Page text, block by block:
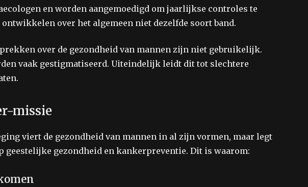
en worden aangemoedigd om jaarlijkse controles te
over het algemeen niet dezelfde soort band.
over de gezondheid van mannen zijn niet gebruikelijk.
vaak gestigmatiseerd. Uiteindelijk leidt dit tot slechtere
missie
viert de gezondheid van mannen in al zijn vormen, maar legt
geestelijke gezondheid en kankerpreventie. Dit is waarom: